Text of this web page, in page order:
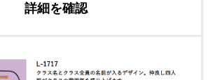
詳細を確認